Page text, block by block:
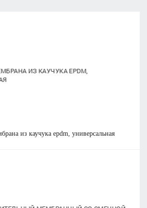
из каучука epdm, универсальная